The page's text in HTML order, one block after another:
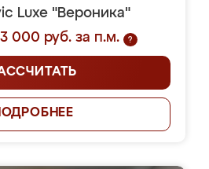
Luxe "Вероника"
000 руб. за п.м.
?